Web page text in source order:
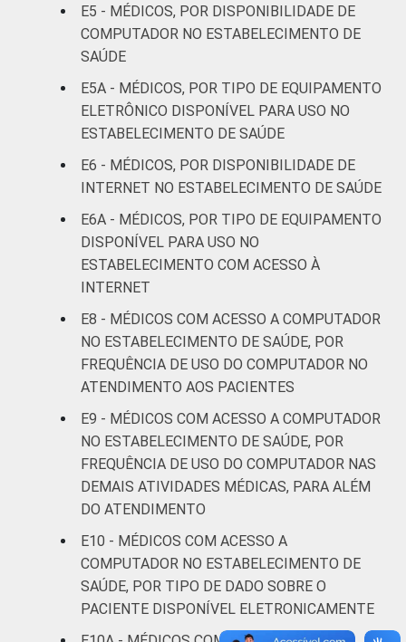
internação
(mais de
11
FAIXA ETÁRIA
Até 35
anos
27
De 36 a 50
anos
17
De 51
anos ou
mais
LOCALIZAÇÃO Capital 7
Interior 27
Fonte: CGI.br/NIC.br, Centro Regional de
Estudos para o Desenvolvimento da
Sociedade da Informação (Cetic.br),
Pesquisa sobre o uso das tecnologias de
informação e comunicação nos
estabelecimentos de saúde brasileiros - TIC
Saúde 2017.
E5 - MÉDICOS, POR DISPONIBILIDADE DE
COMPUTADOR NO ESTABELECIMENTO DE
SAÚDE
E5A - MÉDICOS, POR TIPO DE EQUIPAMENTO
ELETRÔNICO DISPONÍVEL PARA USO NO
ESTABELECIMENTO DE SAÚDE
E6 - MÉDICOS, POR DISPONIBILIDADE DE
INTERNET NO ESTABELECIMENTO DE SAÚDE
E6A - MÉDICOS, POR TIPO DE EQUIPAMENTO
DISPONÍVEL PARA USO NO
ESTABELECIMENTO COM ACESSO À
INTERNET
E8 - MÉDICOS COM ACESSO A COMPUTADOR
NO ESTABELECIMENTO DE SAÚDE, POR
FREQUÊNCIA DE USO DO COMPUTADOR NO
ATENDIMENTO AOS PACIENTES
E9 - MÉDICOS COM ACESSO A COMPUTADOR
NO ESTABELECIMENTO DE SAÚDE, POR
FREQUÊNCIA DE USO DO COMPUTADOR NAS
DEMAIS ATIVIDADES MÉDICAS, PARA ALÉM
DO ATENDIMENTO
E10 - MÉDICOS COM ACESSO A
COMPUTADOR NO ESTABELECIMENTO DE
SAÚDE, POR TIPO DE DADO SOBRE O
PACIENTE DISPONÍVEL ELETRONICAMENTE